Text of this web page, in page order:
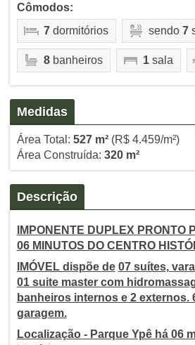
Cômodos:
7dormitórios sendo 7
8banheiros 1sala
Medidas
Área Total: 527 m²(R$ 4.459/m²)
Área Construída: 320 m²
Descrição
IMPONENTE DUPLEX PRONTO
06 MINUTOS DO CENTRO
IMÓVEL dispõe de 07 suítes,
01 suite master com
banheiros internos e 2 externos.
garagem.
Localização - Parque Ypê há 06